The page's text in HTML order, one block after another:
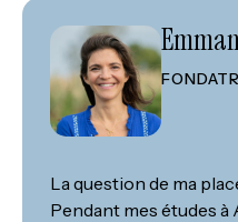
La question de ma
Pendant mes études à